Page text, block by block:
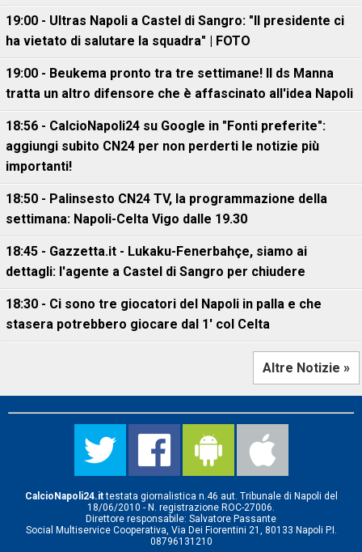
19:00 - Ultras Napoli a Castel di Sangro: "Il presidente ci
ha vietato di salutare la squadra" | FOTO
19:00 - Beukema pronto tra tre settimane! Il ds Manna
tratta un altro difensore che è affascinato all'idea Napoli
18:56 - CalcioNapoli24 su Google in "Fonti preferite":
aggiungi subito CN24 per non perderti le notizie più
importanti!
18:50 - Palinsesto CN24 TV, la programmazione della
settimana: Napoli-Celta Vigo dalle 19.30
18:45 - Gazzetta.it - Lukaku-Fenerbahçe, siamo ai
dettagli: l'agente a Castel di Sangro per chiudere
18:30 - Ci sono tre giocatori del Napoli in palla e che
stasera potrebbero giocare dal 1' col Celta
Altre Notizie »
CalcioNapoli24.ittestata giornalistica n.46 aut. Tribunale di Napoli del
18/06/2010 - N. registrazione ROC-27006.
Direttore responsabile: Salvatore Passante
Social Multiservice Cooperativa, Via Dei Fiorentini 21, 80133 Napoli P.I.
08796131210